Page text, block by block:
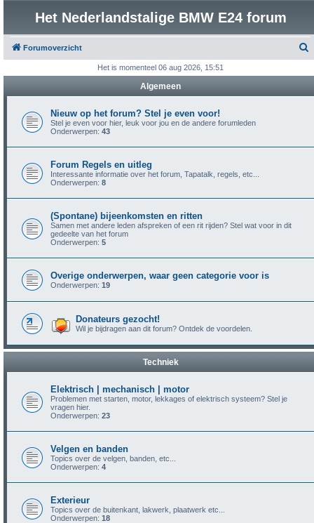
Het Nederlandstalige BMW E24 forum
Forumoverzicht
k
Het is momenteel 06 aug 2026, 15:51
Algemeen
Nieuw op het forum? Stel je even voor!
Stel je even voor hier, leuk voor jou en de andere forumleden
Onderwerpen: 43
Forum Regels en uitleg
Interessante informatie over het forum, Tapatalk, regels, etc...
Onderwerpen: 8
(Spontane) bijeenkomsten en ritten
Samen met andere leden afspreken of een rit rijden? Stel wat voor in dit
gedeelte van het forum
Onderwerpen: 5
Overige onderwerpen, waar geen categorie voor is
Onderwerpen: 19
Donateurs gezocht!
Wil je bijdragen aan dit forum? Ontdek de voordelen.
Techniek
Elektrisch | mechanisch | motor
Problemen met starten, motor, lekkages of elektrisch systeem? Stel je
vragen hier.
Onderwerpen: 23
Velgen en banden
Topics over de velgen, banden, etc...
Onderwerpen: 4
Exterieur
Topics over de buitenkant, lakwerk, plaatwerk etc...
Onderwerpen: 18